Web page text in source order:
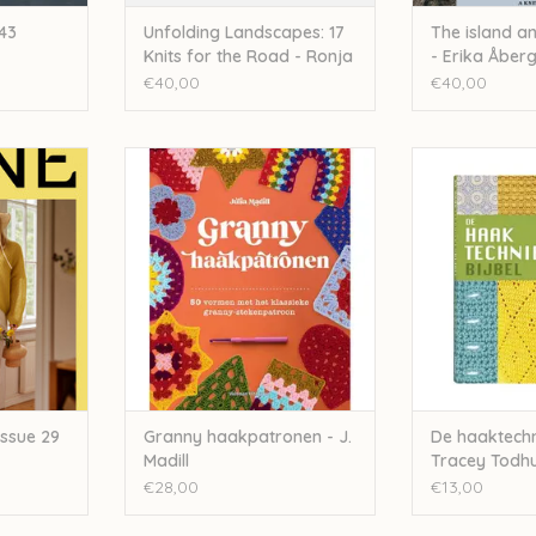
Unfolding Landscapes: 17
Knits for the Road - Ronja
Hakalehto
€40,00
The island
- Erika
Löthgren
€40,00
- issue 29
29
Granny haakpatronen - J. Madill
TOEVOEGEN AAN WINKELWAGEN
Granny haakpatronen - J.
Madill
€28,00
TOEVOEGEN
De
Tracey
€13,00